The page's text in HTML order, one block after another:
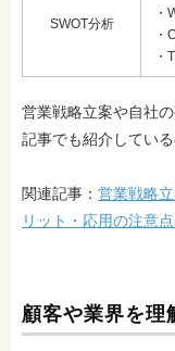
SWOT分析
・
・
・
営業戦略立案や自社
記事でも紹介してい
関連記事： 営業戦略
リット・応用の注意点
顧客や業界を理